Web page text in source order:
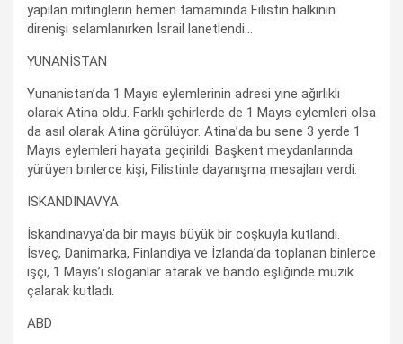
yapılan mitinglerin hemen tamamında Filistin halkının
direnişi selamlanırken İsrail lanetlendi…
YUNANİSTAN
Yunanistan’da 1 Mayıs eylemlerinin adresi yine ağırlıklı
olarak Atina oldu. Farklı şehirlerde de 1 Mayıs eylemleri olsa
da asıl olarak Atina görülüyor. Atina’da bu sene 3 yerde 1
Mayıs eylemleri hayata geçirildi. Başkent meydanlarında
yürüyen binlerce kişi, Filistinle dayanışma mesajları verdi.
İSKANDİNAVYA
İskandinavya’da bir mayıs büyük bir coşkuyla kutlandı.
İsveç, Danimarka, Finlandiya ve İzlanda’da toplanan binlerce
işçi, 1 Mayıs’ı sloganlar atarak ve bando eşliğinde müzik
çalarak kutladı.
ABD